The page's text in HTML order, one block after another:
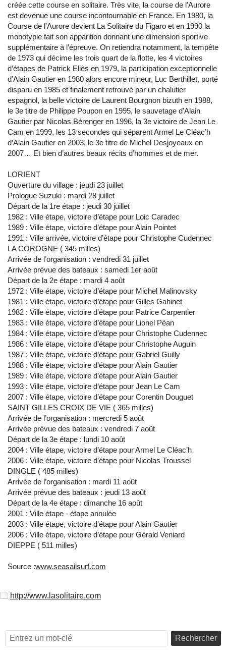
créée cette course en solitaire. Très vite, la course de l’Aurore
est devenue une course incontournable en France. En 1980, la
Course de l’Aurore devient La Solitaire du Figaro et en 1990 la
monotypie fait son apparition donnant une dimension sportive
supplémentaire à l’épreuve. On retiendra notamment, la tempête
de 1973 qui décime les trois quart de la flotte, les 4 victoires
d’étapes de Patrick Eliès en 1979, la participation exceptionnelle
d’Alain Gautier en 1980 alors encore mineur, Luc Berthillet, porté
disparu en 1985 et finalement retrouvé par un chalutier
espagnol, la belle victoire de Laurent Bourgnon bizuth en 1988,
le 3e titre de Philippe Poupon en 1995, le sauvetage d’Alain
Gautier par Nicolas Bérenger en 1996, la 3e victoire de Jean Le
Cam en 1999, les 13 secondes qui séparent Armel Le Cléac’h
d’Alain Gautier en 2003, le 3e titre de Michel Desjoyeaux en
2007… Et bien d’autres beaux récits d’hommes et de mer.
LORIENT
Ouverture du village : jeudi 23 juillet
Prologue Suzuki : mardi 28 juillet
Départ de la 1re étape : jeudi 30 juillet
1982 : Ville étape, victoire d’étape pour Loic Caradec
1989 : Ville étape, victoire d’étape pour Alain Pointet
1991 : Ville arrivée, victoire d’étape pour Christophe Cudennec
LA COROGNE ( 345 milles)
Arrivée de l’organisation : vendredi 31 juillet
Arrivée prévue des bateaux : samedi 1er août
Départ de la 2e étape : mardi 4 août
1972 : Ville étape, victoire d’étape pour Michel Malinovsky
1981 : Ville étape, victoire d’étape pour Gilles Gahinet
1982 : Ville étape, victoire d’étape pour Patrice Carpentier
1983 : Ville étape, victoire d’étape pour Lionel Péan
1984 : Ville étape, victoire d’étape pour Christophe Cudennec
1986 : Ville étape, victoire d’étape pour Christophe Auguin
1987 : Ville étape, victoire d’étape pour Gabriel Guilly
1988 : Ville étape, victoire d’étape pour Alain Gautier
1989 : Ville étape, victoire d’étape pour Alain Gautier
1993 : Ville étape, victoire d’étape pour Jean Le Cam
2007 : Ville étape, victoire d’étape pour Corentin Douguet
SAINT GILLES CROIX DE VIE ( 365 milles)
Arrivée de l’organisation : mercredi 5 août
Arrivée prévue des bateaux : vendredi 7 août
Départ de la 3e étape : lundi 10 août
2004 : Ville étape, victoire d’étape pour Armel Le Cléac’h
2006 : Ville étape, victoire d’étape pour Nicolas Troussel
DINGLE ( 485 milles)
Arrivée de l’organisation : mardi 11 août
Arrivée prévue des bateaux : jeudi 13 août
Départ de la 4e étape : dimanche 16 août
2001 : Ville étape - étape annulée
2003 : Ville étape, victoire d’étape pour Alain Gautier
2006 : Ville étape, victoire d’étape pour Gérald Veniard
DIEPPE ( 511 milles)
Source :www.seasailsurf.com
http://www.lasolitaire.com
Rechercher